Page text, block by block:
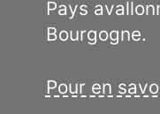
Pays
Bourgogne.
Pour en